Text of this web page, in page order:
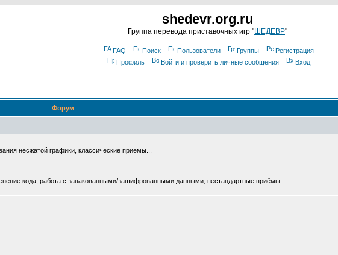
shedevr.org.ru
Группа перевода приставочных игр "ШЕДЕВР"
FAQ Поиск Пользователи Группы
Регистрация
Профиль
Войти и проверить личные сообщения Вход
Форум
несжатой графики, классические приёмы...
кода, работа с запакованными/зашифрованными данными, нестандартные приёмы...